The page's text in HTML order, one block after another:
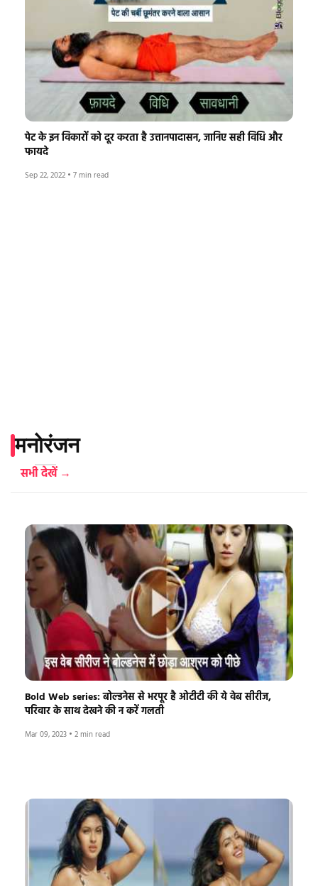
पेट के इन विकारों को दूर करता है उत्तानपादासन, जानिए सही विधि और
फायदे
Sep 22, 2022 • 7 min read
मनोरंजन
सभी देखें →
Bold Web series: बोल्डनेस से भरपूर है ओटीटी की ये वेब सीरीज,
परिवार के साथ देखने की न करें गलती
Mar 09, 2023 • 2 min read